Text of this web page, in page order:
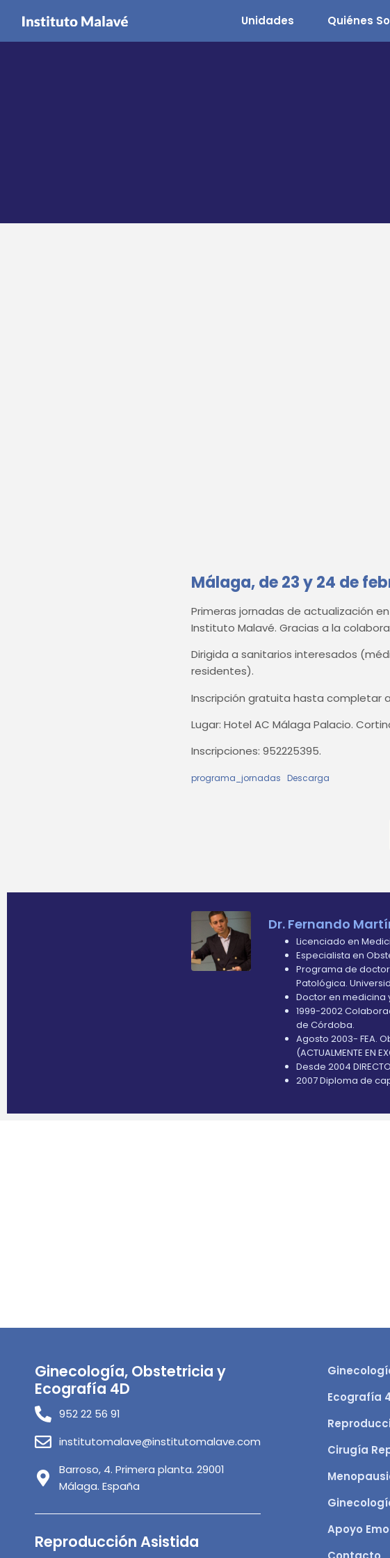
Unidades Quiénes
Málaga, de 23 y 24 de
Primeras jornadas de actualización
Instituto Malavé. Gracias a la
Dirigida a sanitarios interesados
residentes).
Inscripción gratuita hasta completar
Lugar: Hotel AC Málaga Palacio.
Inscripciones: 952225395.
programa_jornadas Descarga
Dr. Fernando
Licenciado en
Especialista en
Programa de
Patológica.
Doctor en medicina
1999-2002
de Córdoba.
Agosto 2003- FEA.
(ACTUALMENTE EN
Desde 2004
2007 Diploma de
Ginecología, Obstetricia y
Ecografía 4D
952 22 56 91
institutomalave@institutomalave.com
Barroso, 4. Primera planta. 29001
Málaga. España
Reproducción Asistida
Ecografía
Cirugía
Apoyo